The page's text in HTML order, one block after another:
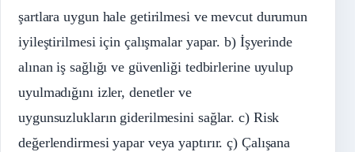
şartlara uygun hale getirilmesi ve mevcut durumun
iyileştirilmesi için çalışmalar yapar. b) İşyerinde
alınan iş sağlığı ve güvenliği tedbirlerine uyulup
uyulmadığını izler, denetler ve
uygunsuzlukların giderilmesini sağlar. c) Risk
değerlendirmesi yapar veya yaptırır. ç) Çalışana